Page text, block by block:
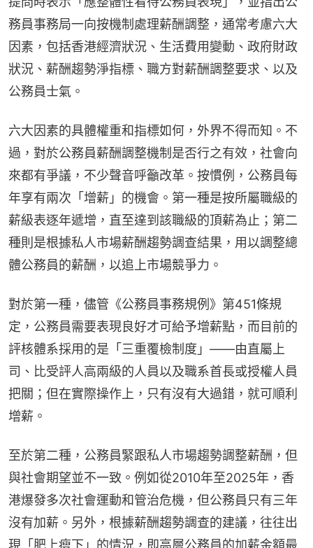
務員事務局一向按機制處理薪酬調整，通常考慮六大
因素，包括香港經濟狀況、生活費用變動、政府財政
狀況、薪酬趨勢淨指標、職方對薪酬調整要求、以及
公務員士氣。
六大因素的具體權重和指標如何，外界不得而知。不
過，對於公務員薪酬調整機制是否行之有效，社會向
來都有爭議，不少聲音呼籲改革。按慣例，公務員每
年享有兩次「增薪」的機會。第一種是按所屬職級的
薪級表逐年遞增，直至達到該職級的頂薪為止；第二
種則是根據私人市場薪酬趨勢調查結果，用以調整總
體公務員的薪酬，以追上市場競爭力。
對於第一種，儘管《公務員事務規例》第451條規
定，公務員需要表現良好才可給予增薪點，而目前的
評核體系採用的是「三重覆檢制度」——由直屬上
司、比受評人高兩級的人員以及職系首長或授權人員
把關；但在實際操作上，只有沒有大過錯，就可順利
增薪。
至於第二種，公務員緊跟私人市場趨勢調整薪酬，但
與社會期望並不一致。例如從2010年至2025年，香
港爆發多次社會運動和管治危機，但公務員只有三年
沒有加薪。另外，根據薪酬趨勢調查的建議，往往出
現「肥上瘦下」的情況，即高層公務員的加薪金額最